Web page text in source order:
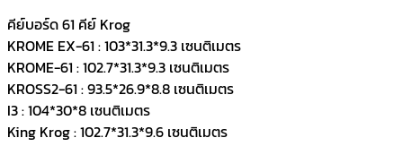
คีย์บอร์ด 61 คีย์ Krog
KROME EX-61 : 103*31.3*9.3 เซนติเมตร
KROME-61 : 102.7*31.3*9.3 เซนติเมตร
KROSS2-61 : 93.5*26.9*8.8 เซนติเมตร
I3 : 104*30*8 เซนติเมตร
King Krog : 102.7*31.3*9.6 เซนติเมตร